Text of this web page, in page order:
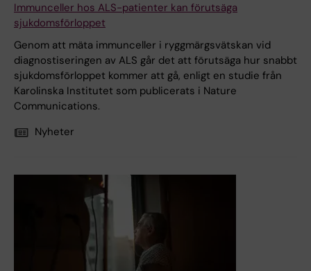
Immunceller hos ALS-patienter kan förutsäga
sjukdomsförloppet
Genom att mäta immunceller i ryggmärgsvätskan vid
diagnostiseringen av ALS går det att förutsäga hur snabbt
sjukdomsförloppet kommer att gå, enligt en studie från
Karolinska Institutet som publicerats i Nature
Communications.
Nyheter